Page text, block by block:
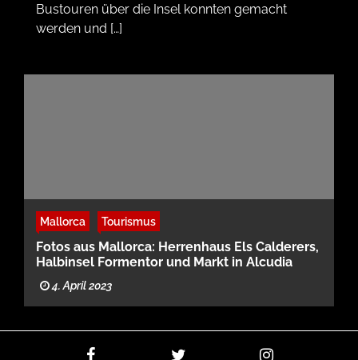
Bustouren über die Insel konnten gemacht
werden und […]
Mallorca Tourismus
Fotos aus Mallorca: Herrenhaus Els Calderers,
Halbinsel Formentor und Markt in Alcudia
4. April 2023